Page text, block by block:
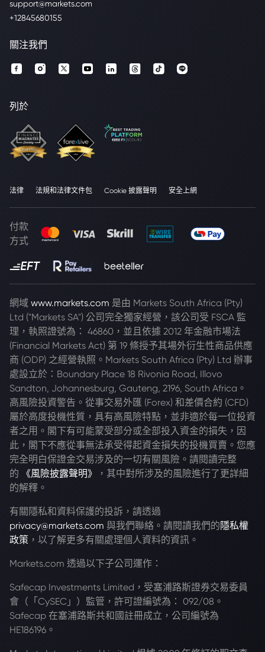
support@markets.com
+12845680155
關注我們
列於
法律 法規和法律文件包 Cookie 披露聲明 安全上網
付款
方式
網域 www.markets.com 是由 Markets South Africa (Pty)
Ltd ("Markets SA") 公司完全獨家經營，該公司受 FSCA 監
理，執照證號為： 46860，並且依據 2012 年金融市場法
(Financial Markets Act) 第 19 條授予其場外衍生性商品供應
商 (ODP) 之經營執照。Markets South Africa (Pty) Ltd 辦事
處設立於：Boundary Place 18 Rivonia Road, Illovo
Sandton, Johannesburg, Gauteng, 2196, South Africa。
高風險投資警告。從事交易外匯 (Forex) 和差價合約 (CFD)
屬於高度投機性質，具有高風險特點，並非適於每一位投資
者之用。閣下有可能蒙受部分或全部投入資金的損失，因
此，閣下不應從事無法承受得起資金損失的投機買賣。您應
完全明白保證金交易涉及的一切有關風險。請閱讀完整
的
《風險披露聲明》
，其中對所涉及的風險進行了更詳細
的解釋。
有關隱私和資料保護的投訴，請透過
privacy@markets.com 與我們聯絡。請閱讀我們的 隱私權
政策 ，以了解更多有關處理個人資料的資訊。
Markets.com 透過以下子公司運作：
Safecap Investments Limited，受塞浦路斯證券交易委員
會（「CySEC」）監管，許可證編號為： 092/08。
Safecap 在塞浦路斯共和國註冊成立，公司編號為
HE186196。